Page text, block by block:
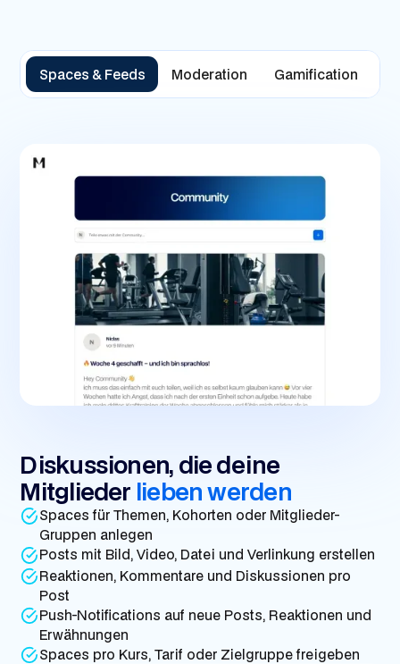
Spaces & Feeds Moderation Gamification
Diskussionen, die deine
Mitglieder lieben werden
Spaces für Themen, Kohorten oder Mitglieder-
Gruppen anlegen
Posts mit Bild, Video, Datei und Verlinkung erstellen
Reaktionen, Kommentare und Diskussionen pro
Post
Push-Notifications auf neue Posts, Reaktionen und
Erwähnungen
Spaces pro Kurs, Tarif oder Zielgruppe freigeben